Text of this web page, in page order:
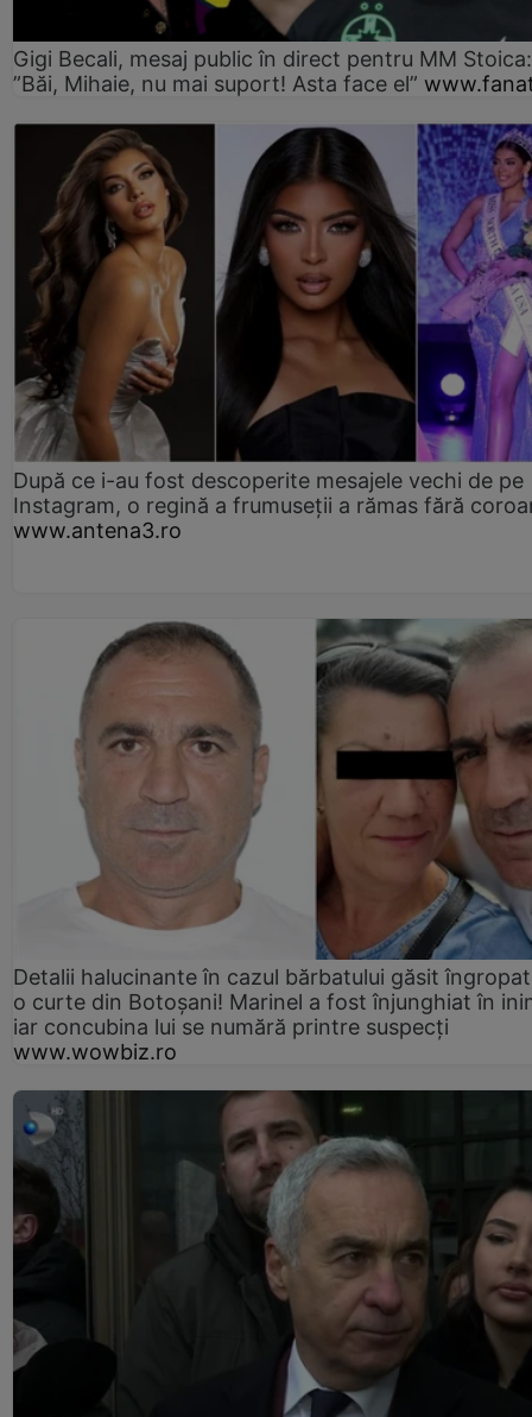
Gigi Becali, mesaj public în direct pentru MM Stoica:
”Băi, Mihaie, nu mai suport! Asta face el”
După ce i-au fost descoperite mesajele vechi de pe
Instagram, o regină a frumuseții a rămas fără
www.antena3.ro
Detalii halucinante în cazul bărbatului găsit
o curte din Botoșani! Marinel a fost înjunghiat în
iar concubina lui se numără printre suspecți
www.wowbiz.ro